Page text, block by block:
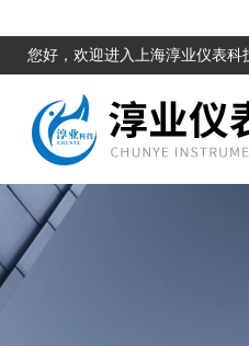
您好，欢迎进入上海淳业仪表科